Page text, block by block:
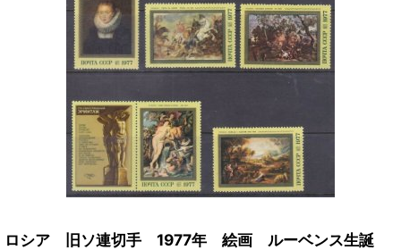
ロシア 旧ソ連切手 1977年 絵画 ルーベンス生誕